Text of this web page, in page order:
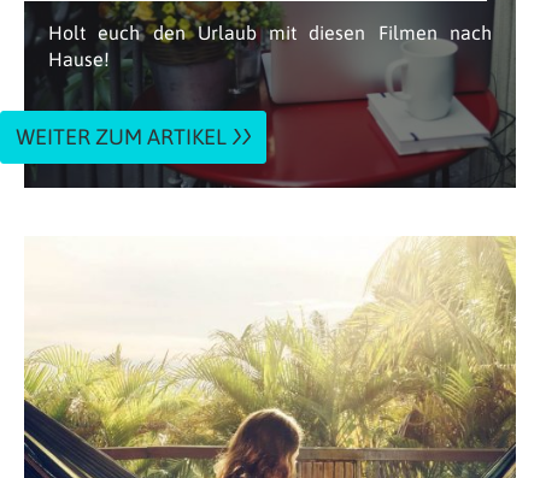
Holt euch den Urlaub mit diesen Filmen nach
Hause!
WEITER ZUM ARTIKEL